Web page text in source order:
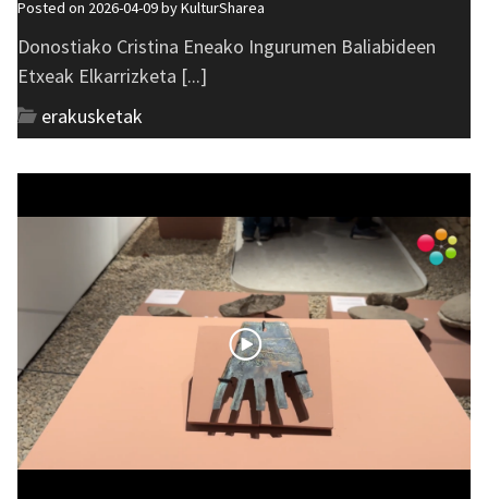
Posted on 2026-04-09 byKulturSharea
Donostiako Cristina Eneako Ingurumen Baliabideen
Etxeak Elkarrizketa [...]
erakusketak